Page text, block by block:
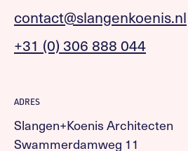
contact@slangenkoenis.nl
+31 (0) 306 888 044
ADRES
Slangen+Koenis Architecten
Swammerdamweg 11